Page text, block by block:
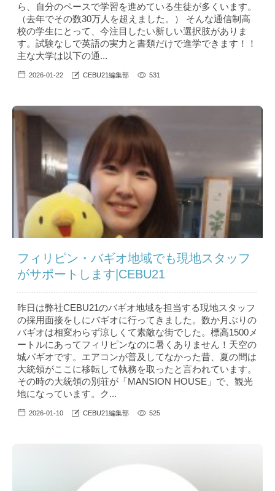
ら、自分のペースで学習を進めている生徒が多くいます。
（去年でその数30万人を超えました。） そんな通信制高
校の学生にとって、今注目したい新しい選択肢がありま
す。試験なしで英語の実力と書類だけで進学できます！！
主な大学は以下の通...
2026-01-22 CEBU21編集部 531
フィリピン・バギオ地域でも現地スタッフ
がサポートします|CEBU21
昨日は弊社CEBU21のバギオ地域を担当する現地スタッフ
の採用面接をしにバギオに行ってきました。数か月ぶりの
バギオは相変わらず涼しくて素敵な街でした。標高1500メ
ートルにあってフィリピンなのに暑くありません！天空の
城バギオです。エアコンが普及してなかった昔、夏の間は
大統領がここに移転して執務を取ったと言われています。
その時の大統領の別荘が「MANSION HOUSE」で、観光
地になっています。ク...
2026-01-10 CEBU21編集部 525